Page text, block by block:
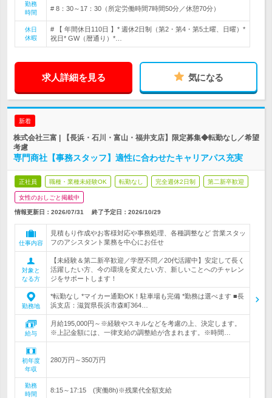
勤務
時間
# 8：30～17：30（所定労働時間7時間50分／休憩70分）
休日
休暇
# 【 年間休日110日 】* 週休2日制（第2・第4・第5土曜、日曜）*
祝日* GW（暦通り）*…
求人詳細を見る 気になる
新着
株式会社三富 | 【長浜・石川・富山・福井支店】限定募集◆転勤なし／希望
考慮
専門商社【事務スタッフ】適性に合わせたキャリアパス充実
正社員 職種・業種未経験OK 転勤なし 完全週休2日制 第二新卒歓迎
女性のおしごと掲載中
情報更新日：2026/07/31 終了予定日： 2026/10/29
仕事内容
見積もり作成やお客様対応や事務処理、各種調整など 営業スタッ
フのアシスタント業務を中心にお任せ
対象と
なる方
【未経験＆第二新卒歓迎／学歴不問／20代活躍中】安定して長く
活躍したい方、今の環境を変えたい方、新しいことへのチャレン
ジをサポートします！
勤務地
*転勤なし *マイカー通勤OK！駐車場も完備 *勤務は選べます ■長
浜支店：滋賀県長浜市森町364…
給与
月給195,000円～※経験やスキルなどを考慮の上、決定します。
※上記金額には、一律支給の調整給が含まれます。※時間…
初年度
年収
280万円～350万円
勤務
時間
8:15～17:15 (実働8h)※残業代全額支給